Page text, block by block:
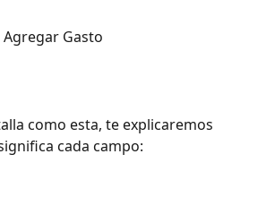
Agregar Gasto
como esta, te explicaremos
cada campo: